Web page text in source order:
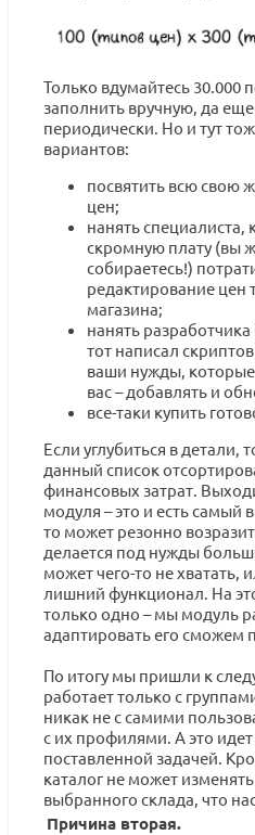
Только вдумайтесь 30.000
заполнить вручную, да
периодически. Но и тут
вариантов:
посвятить всю свою
цен;
нанять специалиста,
скромную плату (вы
собираетесь!)
редактирование цен
магазина;
нанять
тот написал
ваши нужды, которые
вас – добавлять и
все-таки купить
Если углубиться в детали,
данный список
финансовых затрат.
модуля – это и есть самый
то может резонно
делается под нужды
может чего-то не хватать,
лишний функционал. На
только одно – мы модуль
адаптировать его сможем
По итогу мы пришли к
работает только с
никак не с самими
с их профилями. А это идет
поставленной задачей.
каталог не может
выбранного склада, что
Причина вторая.